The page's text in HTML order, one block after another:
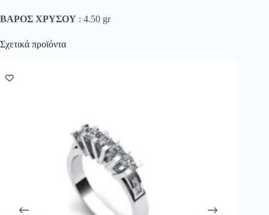
ΒΑΡΟΣ ΧΡΥΣΟΥ : 4.50 gr
Σχετικά προϊόντα